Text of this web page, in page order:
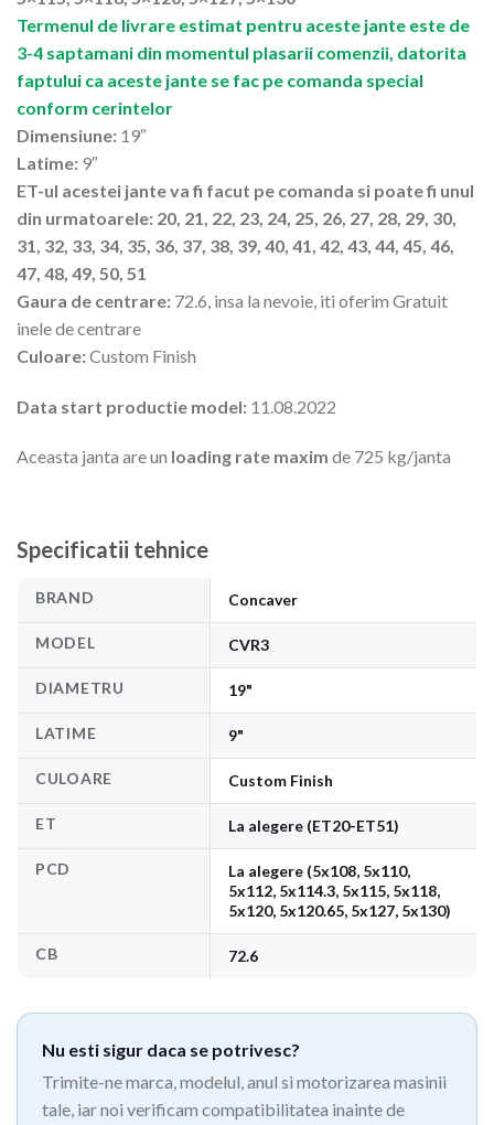
Termenul de livrare estimat pentru aceste jante este de
3-4 saptamani din momentul plasarii comenzii, datorita
faptului ca aceste jante se fac pe comanda special
conform cerintelor
Dimensiune: 19″
Latime: 9″
ET-ul acestei jante va fi facut pe comanda si poate fi unul
din urmatoarele: 20, 21, 22, 23, 24, 25, 26, 27, 28, 29, 30,
31, 32, 33, 34, 35, 36, 37, 38, 39, 40, 41, 42, 43, 44, 45, 46,
47, 48, 49, 50, 51
Gaura de centrare: 72.6, insa la nevoie, iti oferim Gratuit
inele de centrare
Culoare:Custom Finish
Data start productie model: 11.08.2022
Aceasta janta are un loading rate maxim de 725 kg/janta
Specificatii tehnice
BRAND Concaver
MODEL CVR3
DIAMETRU 19"
LATIME 9"
CULOARE Custom Finish
ET La alegere (ET20-ET51)
PCD
La alegere (5x108, 5x110,
5x112, 5x114.3, 5x115, 5x118,
5x120, 5x120.65, 5x127, 5x130)
CB 72.6
Nu esti sigur daca se potrivesc?
Trimite-ne marca, modelul, anul si motorizarea masinii
tale, iar noi verificam compatibilitatea inainte de